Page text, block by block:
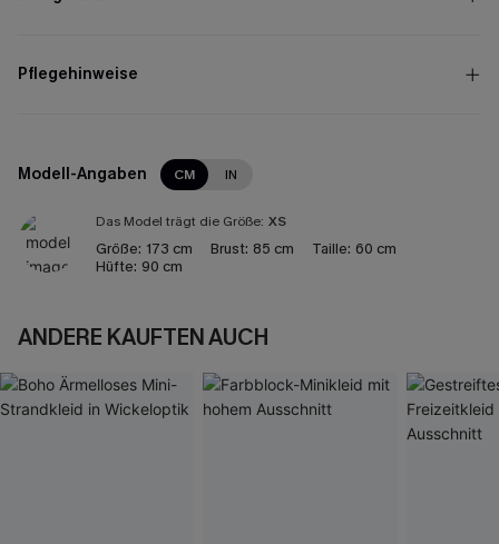
Pflegehinweise
Modell-Angaben CM IN
Das Model trägt die Größe: XS
Größe: 173 cm Brust: 85 cm Taille: 60 cm
Hüfte: 90 cm
ANDERE KAUFTEN AUCH